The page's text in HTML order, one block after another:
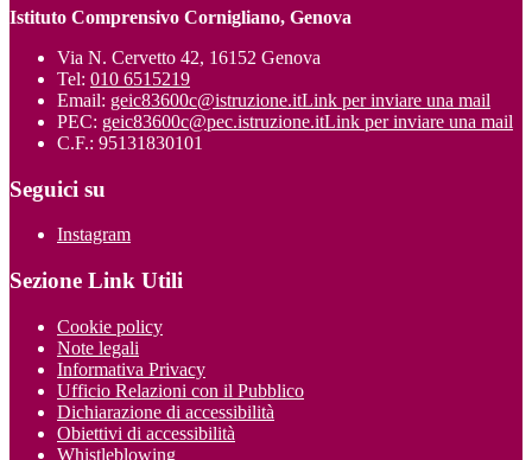
Istituto Comprensivo Cornigliano, Genova
Via N. Cervetto 42, 16152 Genova
Tel: 010 6515219
Email: geic83600c@istruzione.itLink per inviare una mail
PEC: geic83600c@pec.istruzione.itLink per inviare una mail
C.F.: 95131830101
Seguici su
Instagram
Sezione Link Utili
Cookie policy
Note legali
Informativa Privacy
Ufficio Relazioni con il Pubblico
Dichiarazione di accessibilità
Obiettivi di accessibilità
Whistleblowing